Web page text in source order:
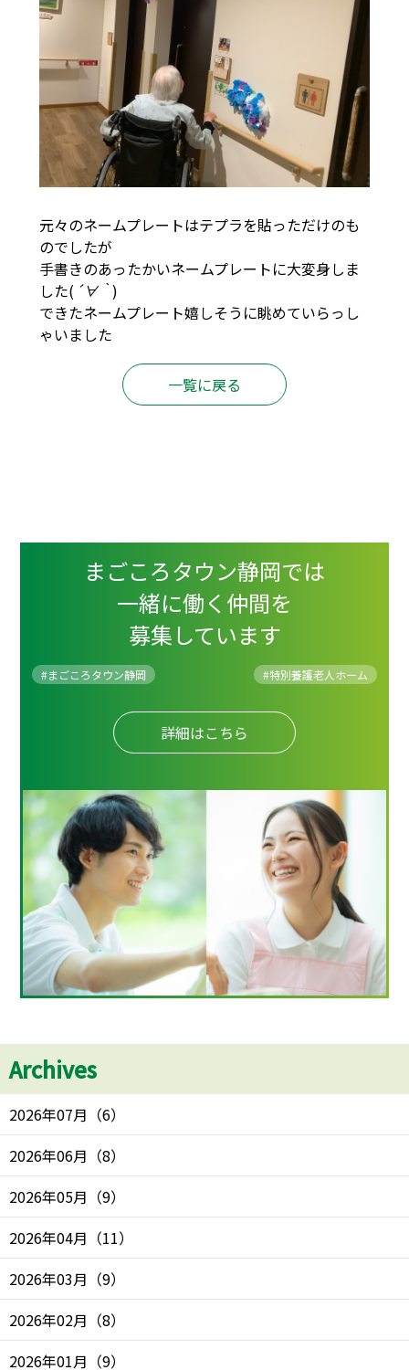
元々のネームプレートはテプラを貼っただけのも
のでしたが
手書きのあったかいネームプレートに大変身しま
した( ´∀｀)
できたネームプレート嬉しそうに眺めていらっし
ゃいました
一覧に戻る
まごころタウン静岡では
一緒に働く仲間を
募集しています
#まごころタウン静岡 #特別養護老人ホーム
詳細はこちら
Archives
2026年07月 （6）
2026年06月 （8）
2026年05月 （9）
2026年04月 （11）
2026年03月 （9）
2026年02月 （8）
2026年01月 （9）